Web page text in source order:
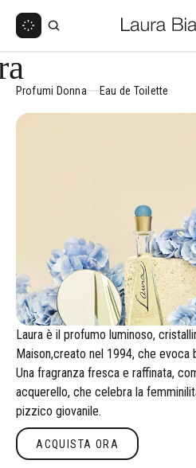
Profumi Donna Eau de Toilette
Laura è il profumo luminoso,
Maison,creato nel 1994, che evoca
Una fragranza fresca e raffinata,
acquerello, che celebra la
pizzico giovanile.
Acquista ora
ACQUISTA ORA